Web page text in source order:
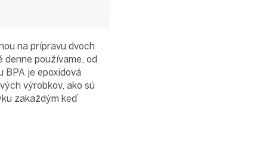
na prípravu dvoch
používame, od
BPA je epoxidová
výrobkov, ako sú
zakaždým keď